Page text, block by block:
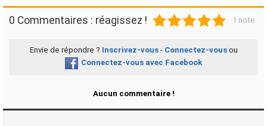
0 Commentaires : réagissez ! 1 2 3 4 5 1 note
Envie de répondre ? Inscrivez-vous- Connectez-vousou
Connectez-vous avec Facebook
Aucun commentaire !